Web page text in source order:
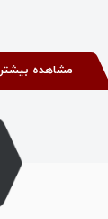
مشاهده بیشتر